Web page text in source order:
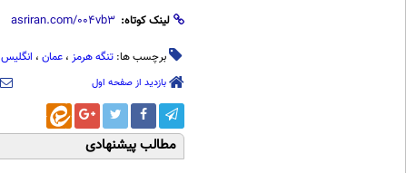
لینک کوتاه:
برچسب ها: تنگه هرمز ، عمان ، انگلیس
بازدید از صفحه اول
مطالب پیشنهادی